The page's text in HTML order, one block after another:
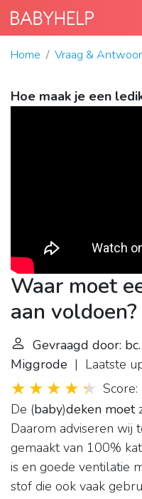
Home Vraag &
Hoe maak je een
Waar moet
aan voldoen?
Gevraagd door:
Miggrode | Laatste
De (baby)deken moet
Daarom adviseren wij
gemaakt van 100%
is en goede ventilatie
stof die ook vaak